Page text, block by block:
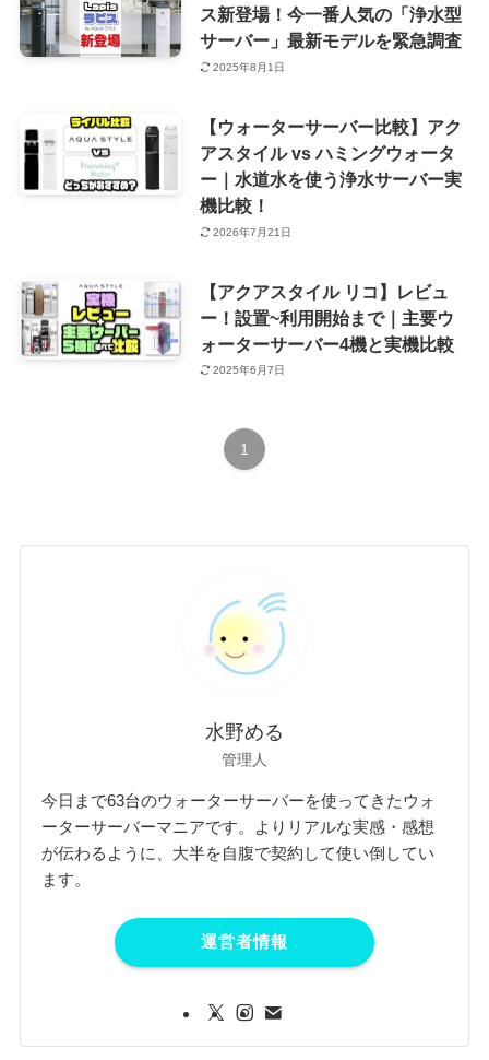
ス新登場！今一番人気の「浄水型
サーバー」最新モデルを緊急調査
2025年8月1日
【ウォーターサーバー比較】アク
アスタイル vs ハミングウォータ
ー｜水道水を使う浄水サーバー実
機比較！
2026年7月21日
【アクアスタイル リコ】レビュ
ー！設置~利用開始まで｜主要ウ
ォーターサーバー4機と実機比較
2025年6月7日
1
水野める
管理人
今日まで63台のウォーターサーバーを使ってきたウォ
ーターサーバーマニアです。よりリアルな実感・感想
が伝わるように、大半を自腹で契約して使い倒してい
ます。
運営者情報